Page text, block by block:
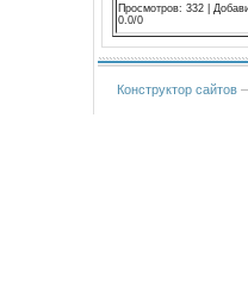
Просмотров: 332
0.0/0
Конструктор сайтов